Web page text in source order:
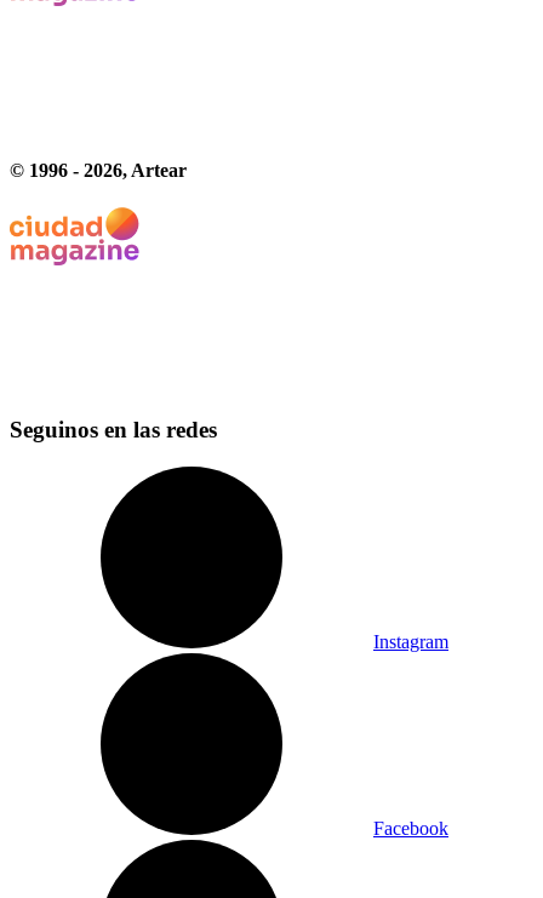
© 1996 - 2026, Artear
Seguinos en las redes
Instagram
Facebook